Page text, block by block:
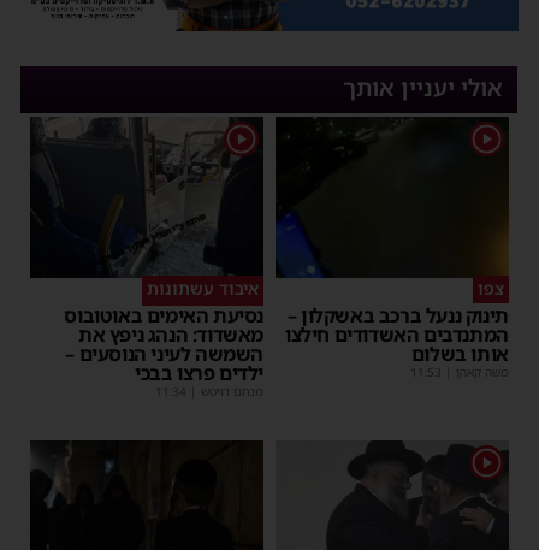
אולי יעניין אותך
1
צפו
תינוק ננעל ברכב באשקלון –
המתנדבים האשדודים חילצו
אותו בשלום
משה קאהן 11:53
1
איבוד עשתונות
נסיעת האימים באוטובוס
מאשדוד: הנהג ניפץ את
השמשה לעיני הנוסעים –
ילדים פרצו בבכי
מנחם דויטש 11:34
1